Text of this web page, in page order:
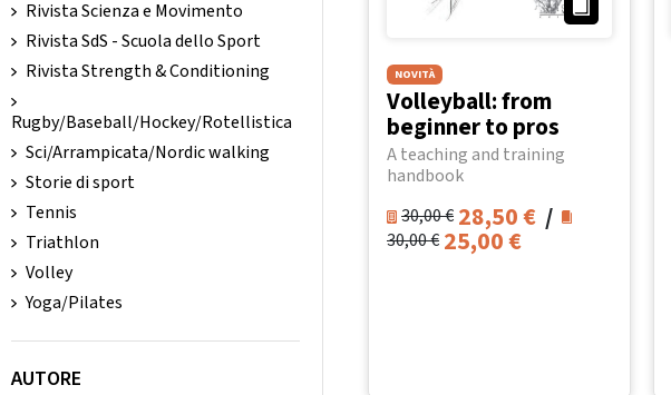
Rivista Scienza e Movimento
Rivista SdS - Scuola dello Sport
Rivista Strength & Conditioning
Rugby/Baseball/Hockey/Rotellistica
Sci/Arrampicata/Nordic walking
Storie di sport
Tennis
Triathlon
Volley
Yoga/Pilates
AUTORE
NOVITÀ
Volleyball: from
beginner to pros
A teaching and training
handbook
30,00€ 28,50€ /
30,00€ 25,00€